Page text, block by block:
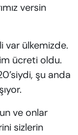
versin
var ülkemizde.
ücreti oldu.
şu anda
ve onlar
sizlerin